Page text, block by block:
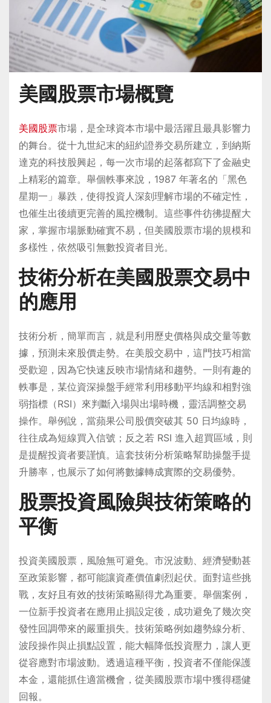
美國股票市場概覽
美國股票市場，是全球資本市場中最活躍且最具影響力
的舞台。從十九世紀末的紐約證券交易所建立，到納斯
達克的科技股興起，每一次市場的起落都寫下了金融史
上精彩的篇章。舉個軼事來說，1987 年著名的「黑色
星期一」暴跌，使得投資人深刻理解市場的不確定性，
也催生出後續更完善的風控機制。這些事件彷彿提醒大
家，掌握市場脈動確實不易，但美國股票市場的規模和
多樣性，依然吸引無數投資者目光。
技術分析在美國股票交易中
的應用
技術分析，簡單而言，就是利用歷史價格與成交量等數
據，預測未來股價走勢。在美股交易中，這門技巧相當
受歡迎，因為它快速反映市場情緒和趨勢。一則有趣的
軼事是，某位資深操盤手經常利用移動平均線和相對強
弱指標（RSI）來判斷入場與出場時機，靈活調整交易
操作。舉例說，當蘋果公司股價突破其 50 日均線時，
往往成為短線買入信號；反之若 RSI 進入超買區域，則
是提醒投資者要謹慎。這套技術分析策略幫助操盤手提
升勝率，也展示了如何將數據轉成實際的交易優勢。
股票投資風險與技術策略的
平衡
投資美國股票，風險無可避免。市況波動、經濟變動甚
至政策影響，都可能讓資產價值劇烈起伏。面對這些挑
戰，友好且有效的技術策略顯得尤為重要。舉個案例，
一位新手投資者在應用止損設定後，成功避免了幾次突
發性回調帶來的嚴重損失。技術策略例如趨勢線分析、
波段操作與止損點設置，能大幅降低投資壓力，讓人更
從容應對市場波動。透過這種平衡，投資者不僅能保護
本金，還能抓住適當機會，從美國股票市場中獲得穩健
回報。